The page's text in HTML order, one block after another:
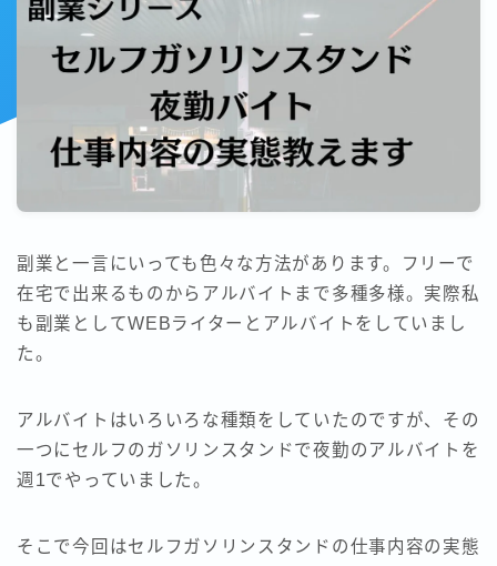
プライバシーポリシー
お問い合わせ
副業と一言にいっても色々な方法があります。フリーで
在宅で出来るものからアルバイトまで多種多様。実際私
も副業としてWEBライターとアルバイトをしていまし
た。
アルバイトはいろいろな種類をしていたのですが、その
一つにセルフのガソリンスタンドで夜勤のアルバイトを
週1でやっていました。
そこで今回はセルフガソリンスタンドの仕事内容の実態